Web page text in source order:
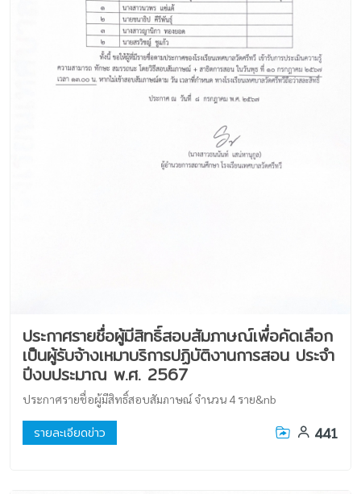
ประกาศรายชื่อผู้มีสิทธิ์สอบสัมภาษณ์เพื่อคัดเลือก
เป็นผู้รับจ้างเหมาบริการปฏิบัติงานการสอน ประจำ
ปีงบประมาณ พ.ศ. 2567
ประกาศรายชื่อผู้มีสิทธิ์สอบสัมภาษณ์ จำนวน 4 ราย&nb
รายละเอียดข่าว 441